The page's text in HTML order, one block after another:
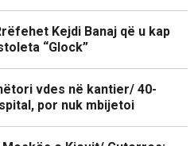
Kejdi Banaj që u kap
“Glock”
vdes në kantier/ 40-
por nuk mbijetoi